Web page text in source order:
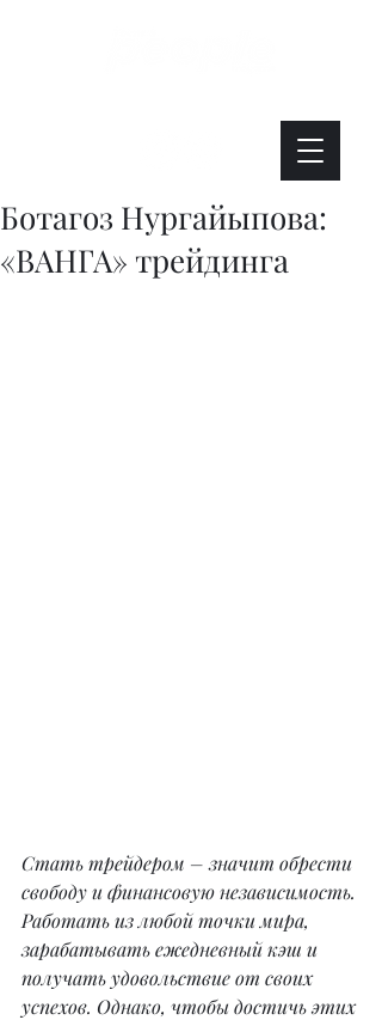
Ботагоз Нургайыпова:
«ВАНГА» трейдинга
Стать трейдером – значит обрести
свободу и финансовую независимость.
Работать из любой точки мира,
зарабатывать ежедневный кэш и
получать удовольствие от своих
успехов. Однако, чтобы достичь этих